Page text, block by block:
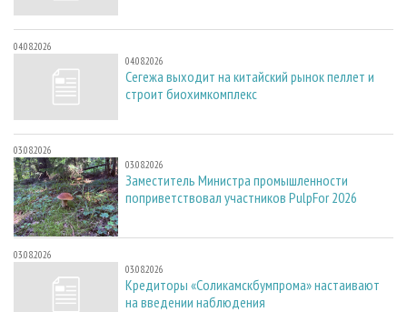
04.08.2026
04.08.2026
Сегежа выходит на китайский рынок пеллет и
строит биохимкомплекс
03.08.2026
03.08.2026
Заместитель Министра промышленности
поприветствовал участников PulpFor 2026
03.08.2026
03.08.2026
Кредиторы «Соликамскбумпрома» настаивают
на введении наблюдения